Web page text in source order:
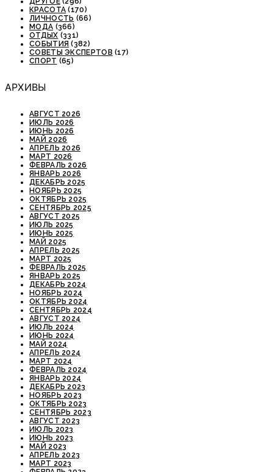
КРАСОТА (170)
ЛИЧНОСТЬ (66)
МОДА (366)
ОТДЫХ (331)
СОБЫТИЯ (382)
СОВЕТЫ ЭКСПЕРТОВ (17)
СПОРТ (65)
АРХИВЫ
АВГУСТ 2026
ИЮЛЬ 2026
ИЮНЬ 2026
МАЙ 2026
АПРЕЛЬ 2026
МАРТ 2026
ФЕВРАЛЬ 2026
ЯНВАРЬ 2026
ДЕКАБРЬ 2025
НОЯБРЬ 2025
ОКТЯБРЬ 2025
СЕНТЯБРЬ 2025
АВГУСТ 2025
ИЮЛЬ 2025
ИЮНЬ 2025
МАЙ 2025
АПРЕЛЬ 2025
МАРТ 2025
ФЕВРАЛЬ 2025
ЯНВАРЬ 2025
ДЕКАБРЬ 2024
НОЯБРЬ 2024
ОКТЯБРЬ 2024
СЕНТЯБРЬ 2024
АВГУСТ 2024
ИЮЛЬ 2024
ИЮНЬ 2024
МАЙ 2024
АПРЕЛЬ 2024
МАРТ 2024
ФЕВРАЛЬ 2024
ЯНВАРЬ 2024
ДЕКАБРЬ 2023
НОЯБРЬ 2023
ОКТЯБРЬ 2023
СЕНТЯБРЬ 2023
АВГУСТ 2023
ИЮЛЬ 2023
ИЮНЬ 2023
МАЙ 2023
АПРЕЛЬ 2023
МАРТ 2023